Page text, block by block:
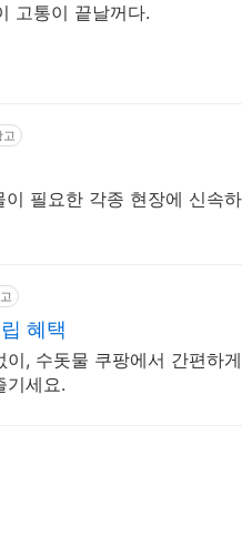
고통이 끝날꺼다.
고
필요한 각종 현장에 신속
혜택
, 수돗물 쿠팡에서 간편하
기세요.